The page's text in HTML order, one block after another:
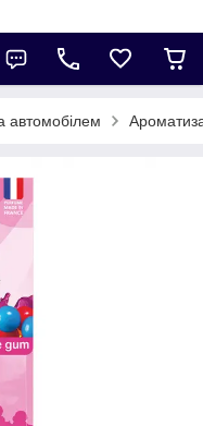
автомобілем